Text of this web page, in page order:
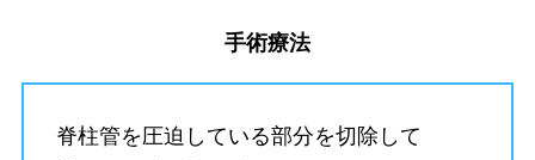
手術療法
脊柱管を圧迫している部分を切除して